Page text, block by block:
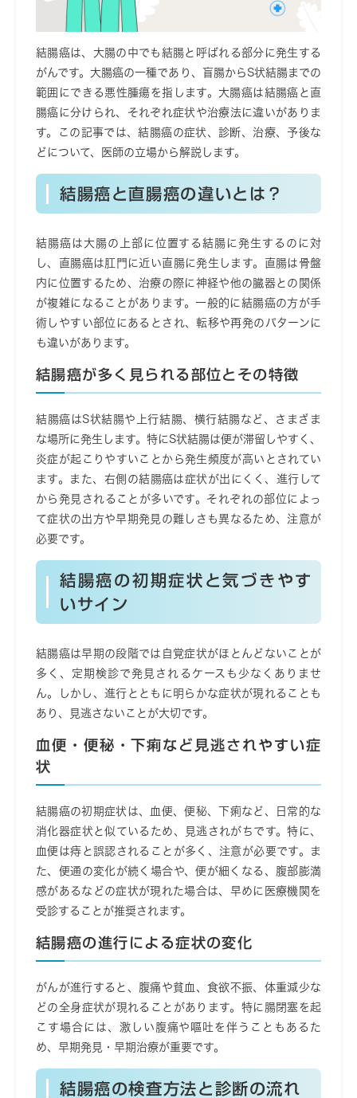
結腸癌は、大腸の中でも結腸と呼ばれる部分に発生する
がんです。大腸癌の一種であり、盲腸からS状結腸までの
範囲にできる悪性腫瘍を指します。大腸癌は結腸癌と直
腸癌に分けられ、それぞれ症状や治療法に違いがありま
す。この記事では、結腸癌の症状、診断、治療、予後な
どについて、医師の立場から解説します。
結腸癌と直腸癌の違いとは？
結腸癌は大腸の上部に位置する結腸に発生するのに対
し、直腸癌は肛門に近い直腸に発生します。直腸は骨盤
内に位置するため、治療の際に神経や他の臓器との関係
が複雑になることがあります。一般的に結腸癌の方が手
術しやすい部位にあるとされ、転移や再発のパターンに
も違いがあります。
結腸癌が多く見られる部位とその特徴
結腸癌はS状結腸や上行結腸、横行結腸など、さまざま
な場所に発生します。特にS状結腸は便が滞留しやすく、
炎症が起こりやすいことから発生頻度が高いとされてい
ます。また、右側の結腸癌は症状が出にくく、進行して
から発見されることが多いです。それぞれの部位によっ
て症状の出方や早期発見の難しさも異なるため、注意が
必要です。
結腸癌の初期症状と気づきやす
いサイン
結腸癌は早期の段階では自覚症状がほとんどないことが
多く、定期検診で発見されるケースも少なくありませ
ん。しかし、進行とともに明らかな症状が現れることも
あり、見逃さないことが大切です。
血便・便秘・下痢など見逃されやすい症
状
結腸癌の初期症状は、血便、便秘、下痢など、日常的な
消化器症状と似ているため、見逃されがちです。特に、
血便は痔と誤認されることが多く、注意が必要です。ま
た、便通の変化が続く場合や、便が細くなる、腹部膨満
感があるなどの症状が現れた場合は、早めに医療機関を
受診することが推奨されます。
結腸癌の進行による症状の変化
がんが進行すると、腹痛や貧血、食欲不振、体重減少な
どの全身症状が現れることがあります。特に腸閉塞を起
こす場合には、激しい腹痛や嘔吐を伴うこともあるた
め、早期発見・早期治療が重要です。
結腸癌の検査方法と診断の流れ